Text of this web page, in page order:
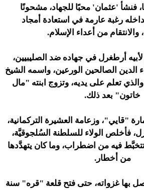
فنشأ 'عثمان' محبًا للجهاد، مشحونًا
رغبة عارمة في استعادة أمجاد
والانتقام من أعداء الإسلام.
أرطغرل في جهاده ضد الصليبيين،
الدين الصالحين الورعين، واسمه الشيخ
تعلم على يديه، وتزوج ابنته "مال
خاتون" بعد ذلك.
"قايي"، وزعامة العشيرة التركمانية،
فأخلص الولاء للسلطنة السُلجوقيَّة،
فيه من اضطراب، وما كان يتهدَّدها
من أخطار.
بها غزواته، حتى فتح قلعة "قره" سنة